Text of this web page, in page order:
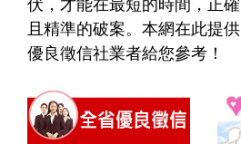
伏，才能在最短的時間，正確
且精準的破案。本網在此提供
優良徵信社業者給您參考！